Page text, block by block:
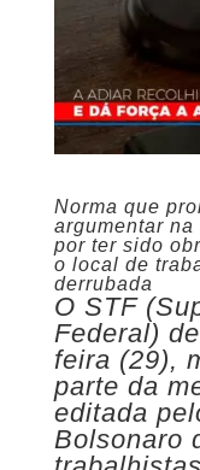
Norma que
argumentar
por ter sido
o local de
derrubada
O STF
Federal)
feira (29),
parte da
editada
Bolsonaro